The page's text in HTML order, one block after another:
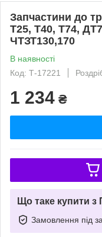
Запчастини до
Т25, Т40, Т74,
ЧТЗТ130,170
В наявності
Код: Т-17221
1 234 ₴
Що таке купити з
Замовлення під